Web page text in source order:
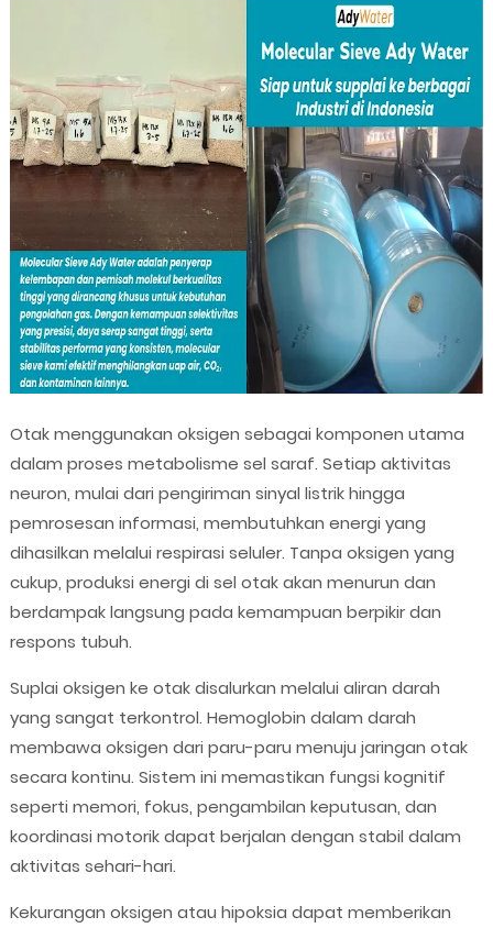
Otak menggunakan oksigen sebagai komponen utama
dalam proses metabolisme sel saraf. Setiap aktivitas
neuron, mulai dari pengiriman sinyal listrik hingga
pemrosesan informasi, membutuhkan energi yang
dihasilkan melalui respirasi seluler. Tanpa oksigen yang
cukup, produksi energi di sel otak akan menurun dan
berdampak langsung pada kemampuan berpikir dan
respons tubuh.
Suplai oksigen ke otak disalurkan melalui aliran darah
yang sangat terkontrol. Hemoglobin dalam darah
membawa oksigen dari paru-paru menuju jaringan otak
secara kontinu. Sistem ini memastikan fungsi kognitif
seperti memori, fokus, pengambilan keputusan, dan
koordinasi motorik dapat berjalan dengan stabil dalam
aktivitas sehari-hari.
Kekurangan oksigen atau hipoksia dapat memberikan